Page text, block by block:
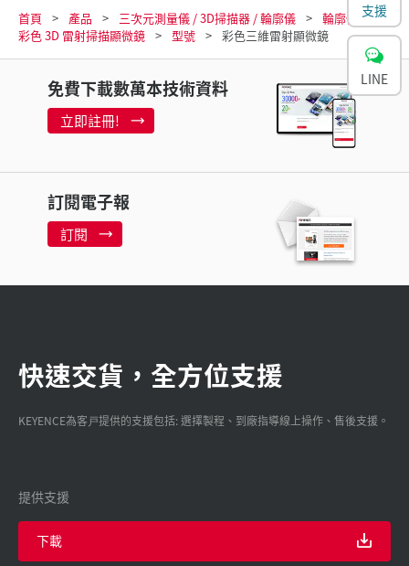
首頁 產品 三次元測量儀 / 3D掃描器 / 輪廓儀
輪廓儀
彩色 3D 雷射掃描顯微鏡
型號 彩色三維雷射顯微鏡
免費下載數萬本技術資料
立即註冊!
訂閱電子報
訂閱
快速交貨，全方位支援
KEYENCE為客戸提供的支援包括: 選擇製程、到廠指導線上操作、售後支援。
提供支援
下載
支援
LINE